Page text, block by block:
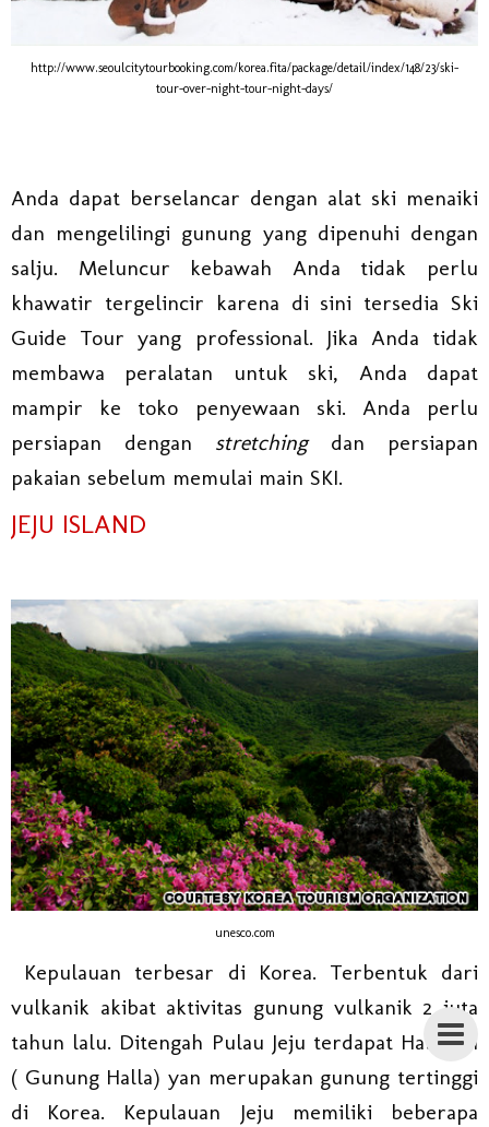
http://www.seoulcitytourbooking.com/korea.fita/package/detail/index/148/23/ski-
tour-over-night-tour-night-days/
Anda dapat berselancar dengan alat ski menaiki
dan mengelilingi gunung yang dipenuhi dengan
salju. Meluncur kebawah Anda tidak perlu
khawatir tergelincir karena di sini tersedia Ski
Guide Tour yang professional. Jika Anda tidak
membawa peralatan untuk ski, Anda dapat
mampir ke toko penyewaan ski. Anda perlu
persiapan dengan stretchingdan persiapan
pakaian sebelum memulai main SKI.
JEJU ISLAND
unesco.com
Kepulauan terbesar di Korea. Terbentuk dari
vulkanik akibat aktivitas gunung vulkanik 2 juta
tahun lalu. Ditengah Pulau Jeju terdapat Hallasan
( Gunung Halla) yan merupakan gunung tertinggi
di Korea. Kepulauan Jeju memiliki beberapa